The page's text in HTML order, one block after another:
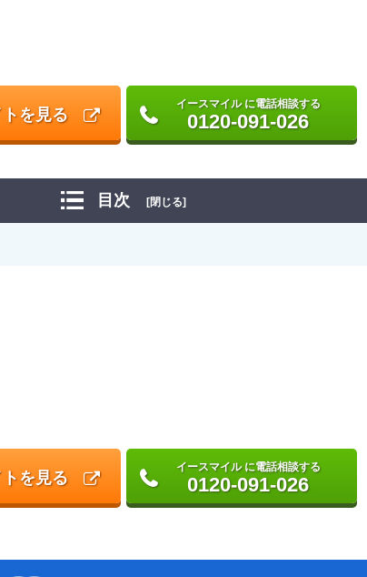
を見る
イースマイル に電話相談する
0120-091-026
目次 [閉じる]
を見る
イースマイル に電話相談する
0120-091-026